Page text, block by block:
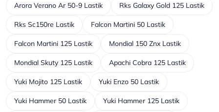
Arora Verano Ar 50-9 Lastik Rks Galaxy Gold 125 Lastik
Rks Sc150re Lastik Falcon Martini 50 Lastik
Falcon Martini 125 Lastik Mondial 150 Znx Lastik
Mondial Skuty 125 Lastik Apachi Cobra 125 Lastik
Yuki Mojito 125 Lastik Yuki Enzo 50 Lastik
Yuki Hammer 50 Lastik Yuki Hammer 125 Lastik